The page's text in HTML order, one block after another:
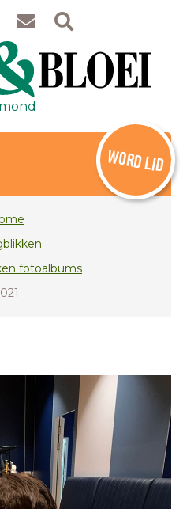
WORD LID
fotoalbums